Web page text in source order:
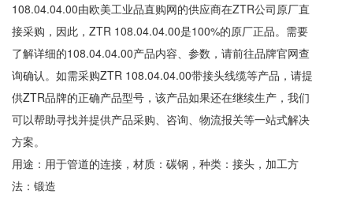
108.04.04.00由欧美工业品直购网的供应商在ZTR公司原厂直
接采购，因此，ZTR 108.04.04.00是100%的原厂正品。需要
了解详细的108.04.04.00产品内容、参数，请前往品牌官网查
询确认。如需采购ZTR 108.04.04.00带接头线缆等产品，请提
供ZTR品牌的正确产品型号，该产品如果还在继续生产，我们
可以帮助寻找并提供产品采购、咨询、物流报关等一站式解决
方案。
用途：用于管道的连接，材质：碳钢，种类：接头，加工方
法：锻造